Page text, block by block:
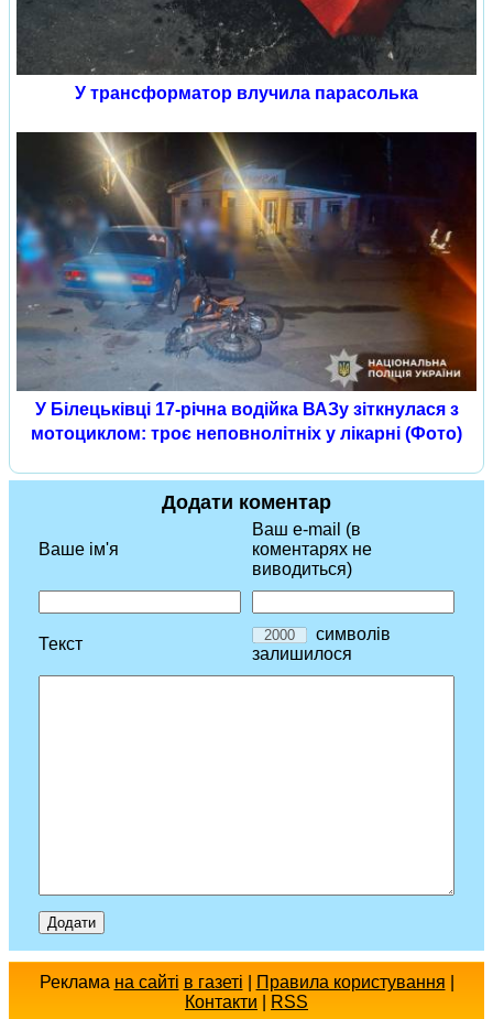
У трансформатор влучила парасолька
У Білецьківці 17-річна водійка ВАЗу зіткнулася з
мотоциклом: троє неповнолітніх у лікарні (Фото)
Додати коментар
Ваше ім'я
Ваш e-mail (в
коментарях не
виводиться)
Текст
символів
залишилося
Реклама на сайті в газеті Правила користування
Контакти
RSS